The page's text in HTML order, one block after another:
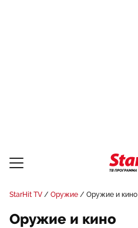
StarHit TV Оружие Оружие и кино
Оружие и кино